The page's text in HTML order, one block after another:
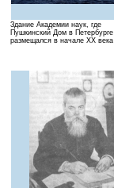
Здание Академии наук, где
Пушкинский Дом в Петербурге
размещался в начале XX века